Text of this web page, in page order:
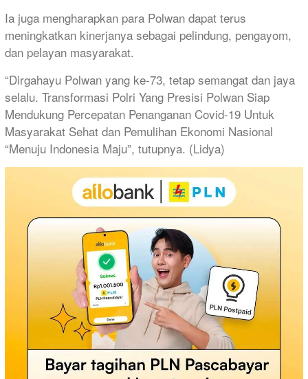
Ia juga mengharapkan para Polwan dapat terus
meningkatkan kinerjanya sebagai pelindung, pengayom,
dan pelayan masyarakat.
“Dirgahayu Polwan yang ke-73, tetap semangat dan jaya
selalu. Transformasi Polri Yang Presisi Polwan Siap
Mendukung Percepatan Penanganan Covid-19 Untuk
Masyarakat Sehat dan Pemulihan Ekonomi Nasional
“Menuju Indonesia Maju”, tutupnya. (Lidya)